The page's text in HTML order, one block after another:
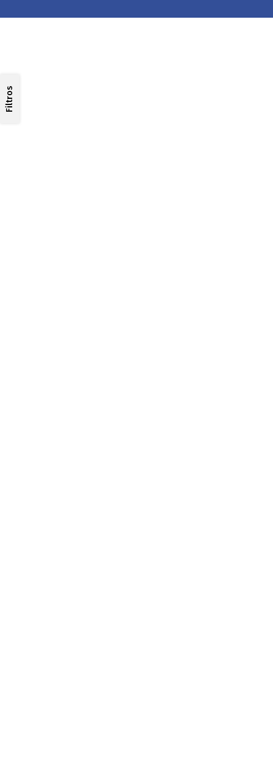
Filtros